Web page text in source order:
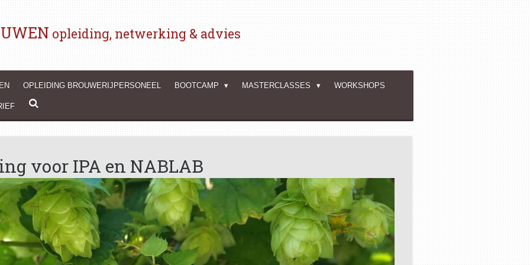
opleiding, netwerking & advies
OPLEIDING BROUWERIJPERSONEEL BOOTCAMP MASTERCLASSES WORKSHOPS
voor IPA en NABLAB